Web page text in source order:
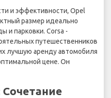
и эффективности, Opel
размер идеально
и парковки. Corsa -
путешественников
лучшую аренду автомобиля
цене. Он
Сочетание